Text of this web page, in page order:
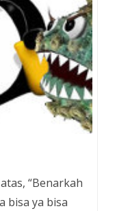
“Benarkah
bisa ya bisa